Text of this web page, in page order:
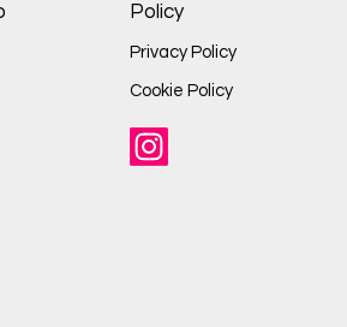
Policy
Privacy Policy
Cookie Policy